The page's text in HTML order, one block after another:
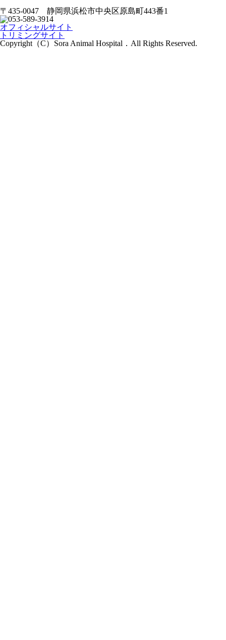
〒435-0047 静岡県浜松市中央区原島町443番1
オフィシャルサイト
トリミングサイト
Copyright（C）Sora Animal Hospital．All Rights Reserved.